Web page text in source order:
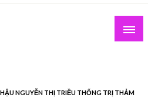
NGUYỄN THỊ TRIỀU THỐNG TRỊ THẢM